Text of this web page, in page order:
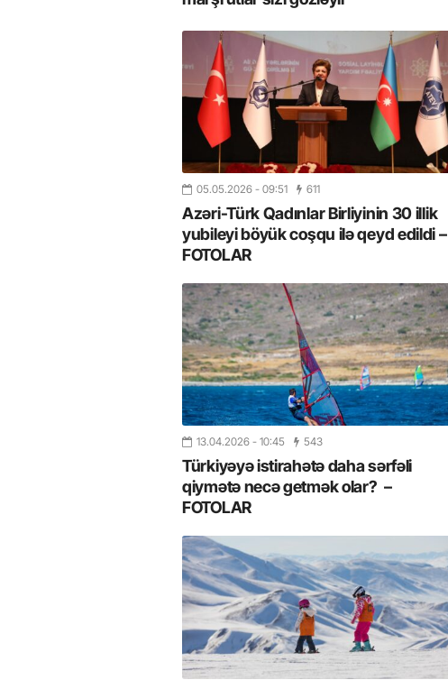
05.05.2026 - 09:51 611
Azəri-Türk Qadınlar Birliyinin 30 illik
yubileyi böyük coşqu ilə qeyd edildi –
FOTOLAR
13.04.2026 - 10:45 543
Türkiyəyə istirahətə daha sərfəli
qiymətə necə getmək olar? –
FOTOLAR